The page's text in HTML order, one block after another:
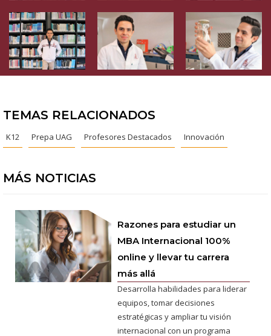
TEMAS RELACIONADOS
K12 Prepa UAG Profesores Destacados Innovación
MÁS NOTICIAS
Razones para estudiar un
MBA Internacional 100%
online y llevar tu carrera
más allá
Desarrolla habilidades para liderar
equipos, tomar decisiones
estratégicas y ampliar tu visión
internacional con un programa